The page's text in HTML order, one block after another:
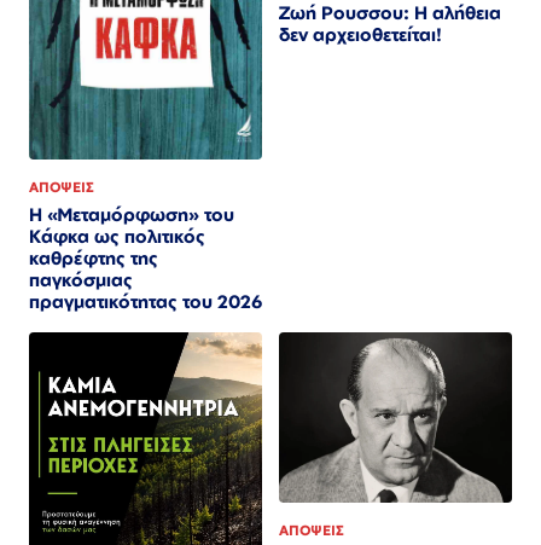
ΑΠΟΨΕΙΣ
Η «Μεταμόρφωση» του
Κάφκα ως πολιτικός
καθρέφτης της
παγκόσμιας
πραγματικότητας του 2026
Ζωή Ρουσσου: Η αλήθεια
δεν αρχειοθετείται!
ΑΠΟΨΕΙΣ